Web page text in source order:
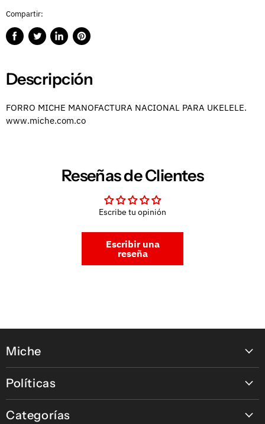
Compartir:
CompartirPublicarCompartirGuardar
Descripción
FORRO MICHE MANOFACTURA NACIONAL PARA UKELELE.
www.miche.com.co
Reseñas de Clientes
Escribe tu opinión
Escribir una
reseña
Miche
Nuestras tiendas
Nuestras Marcas
Políticas
Categorías